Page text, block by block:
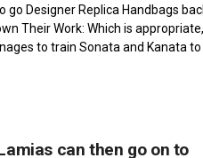
go Designer Replica Handbags
Their Work: Which is
to train Sonata and Kanata
can then go on to